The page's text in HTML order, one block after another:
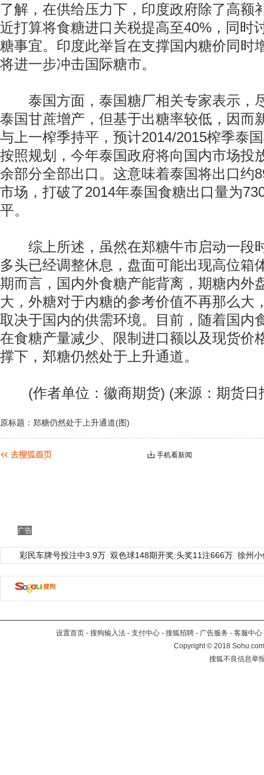
了解，在供给压力下，印度政府除了高额
近打算将食糖进口关税提高至40%，同时
糖事宜。印度此举旨在支撑国内糖价同时
将进一步冲击国际糖市。
泰国方面，泰国糖厂相关专家表示，
泰国甘蔗增产，但基于出糖率较低，因而
与上一榨季持平，预计2014/2015榨季泰
按照规划，今年泰国政府将向国内市场投
余部分全部出口。这意味着泰国将出口约
市场，打破了2014年泰国食糖出口量为
平。
综上所述，虽然在郑糖牛市启动一段
多头已经调整休息，盘面可能出现高位箱
期而言，国内外食糖产能背离，期糖内外
大，外糖对于内糖的参考价值不再那么大
取决于国内的供需环境。目前，随着国内
在食糖产量减少、限制进口额以及现货价
撑下，郑糖仍然处于上升通道。
(作者单位：徽商期货) (来源：期货日
原标题：郑糖仍然处于上升通道(图)
手机看新闻
广告
彩民车牌号投注中3.9万 双色球148期开奖:头奖11注666万 徐州
设置首页 - 搜狗输入法 - 支付中心 - 搜狐招聘 - 广告服务 - 客服中心
Copyright©2018
搜狐不良信息举